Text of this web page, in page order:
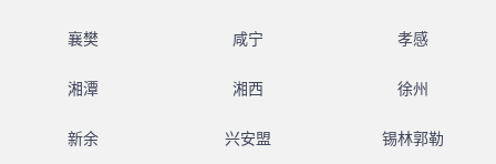
襄樊 咸宁 孝感
湘潭 湘西 徐州
新余 兴安盟 锡林郭勒